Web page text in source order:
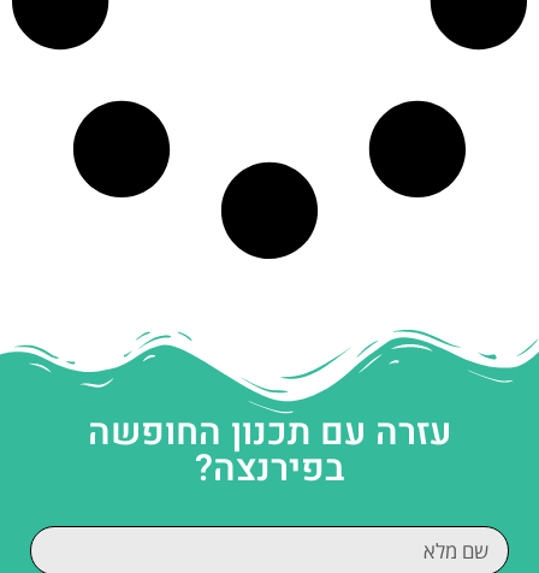
עזרה עם תכנון החופשה
בפירנצה?